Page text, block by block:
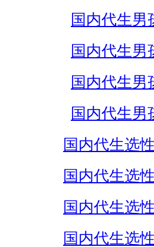
国内代生男
国内代生男
国内代生男
国内代生男
国内代生选
国内代生选
国内代生选
国内代生选